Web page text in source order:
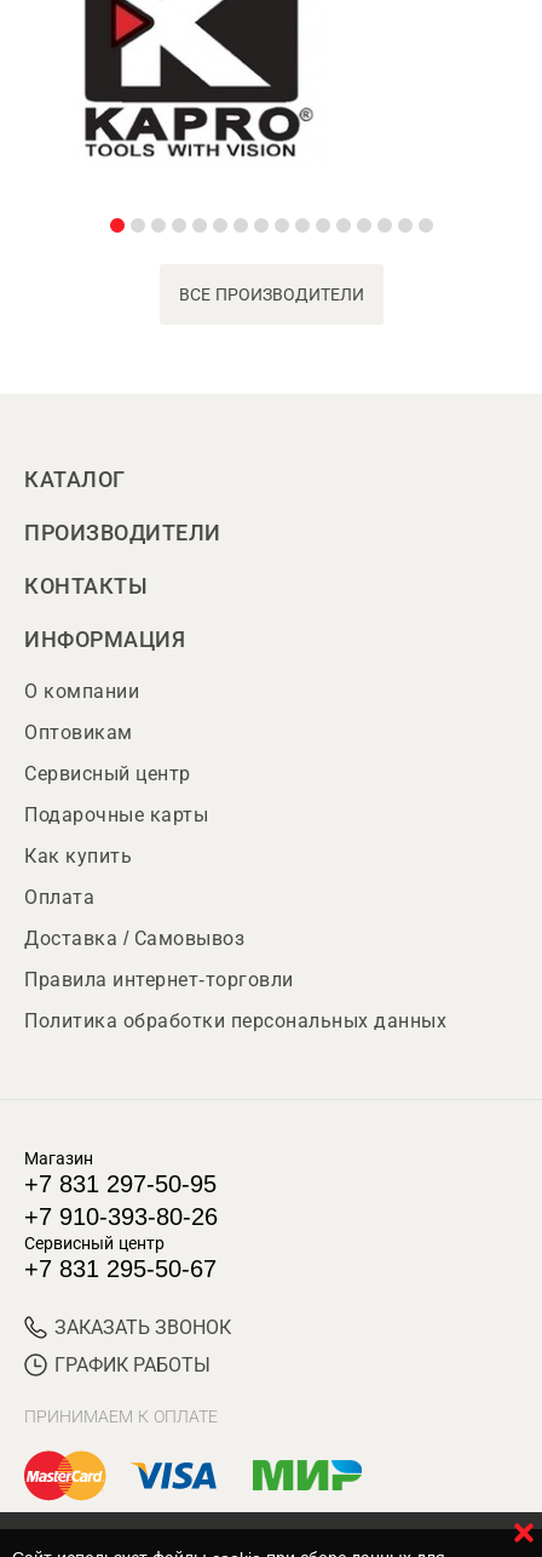
ВСЕ ПРОИЗВОДИТЕЛИ
КАТАЛОГ
ПРОИЗВОДИТЕЛИ
КОНТАКТЫ
ИНФОРМАЦИЯ
О компании
Оптовикам
Сервисный центр
Подарочные карты
Как купить
Оплата
Доставка / Самовывоз
Правила интернет-торговли
Политика обработки персональных данных
Магазин
+7 831 297-50-95
+7 910-393-80-26
Сервисный центр
+7 831 295-50-67
ЗАКАЗАТЬ ЗВОНОК
ГРАФИК РАБОТЫ
ПРИНИМАЕМ К ОПЛАТЕ